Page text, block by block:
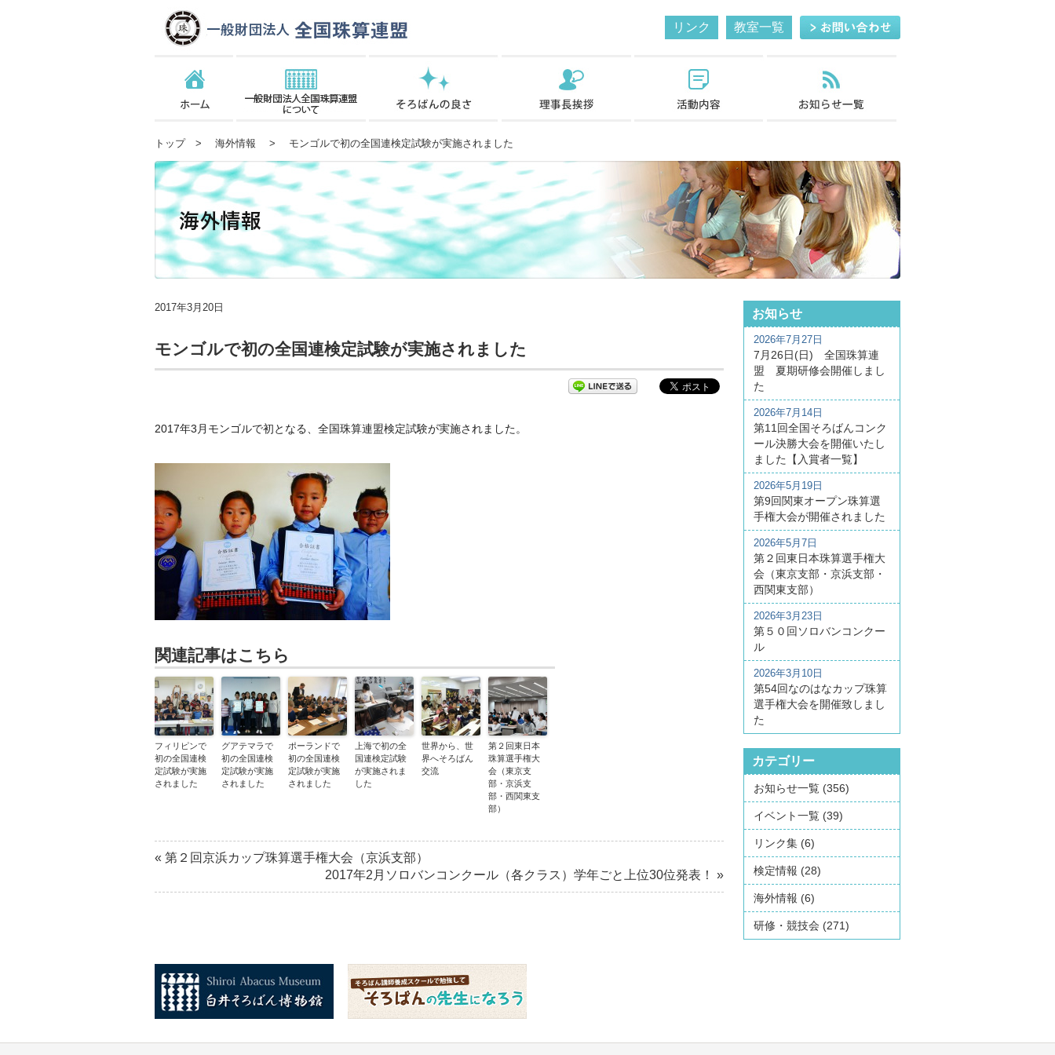
教室一覧
リンク
トップ> 海外情報 > モンゴルで初の全国連検定試験が実施されました
2017年3月20日
モンゴルで初の全国連検定試験が実施されました
2017年3月モンゴルで初となる、全国珠算連盟検定試験が実施されました。
関連記事はこちら
フィリピンで
初の全国連検
定試験が実施
されました
グアテマラで
初の全国連検
定試験が実施
されました
ポーランドで
初の全国連検
定試験が実施
されました
上海で初の全
国連検定試験
が実施されま
した
世界から、世
界へそろばん
交流
第２回東日本
珠算選手権大
会（東京支
部・京浜支
部・西関東支
部）
« 第２回京浜カップ珠算選手権大会（京浜支部）
2017年2月ソロバンコンクール（各クラス）学年ごと上位30位発表！
»
お知らせ
2026年7月27日
7月26日(日) 全国珠算連
盟 夏期研修会開催しまし
た
2026年7月14日
第11回全国そろばんコンク
ール決勝大会を開催いたし
ました【入賞者一覧】
2026年5月19日
第9回関東オープン珠算選
手権大会が開催されました
2026年5月7日
第２回東日本珠算選手権大
会（東京支部・京浜支部・
西関東支部）
2026年3月23日
第５０回ソロバンコンクー
ル
2026年3月10日
第54回なのはなカップ珠算
選手権大会を開催致しまし
た
カテゴリー
お知らせ一覧 (356)
イベント一覧 (39)
リンク集 (6)
検定情報 (28)
海外情報 (6)
研修・競技会 (271)